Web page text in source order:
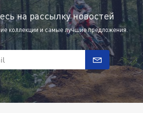
на рассылку новостей
коллекции и самые лучшие предложения.